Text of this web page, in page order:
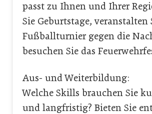
passt zu Ihnen und Ihrer
Sie Geburtstage, veranstalten
Fußballturnier gegen die
besuchen Sie das
Aus- und Weiterbildung:
Welche Skills brauchen Sie
und langfristig? Bieten Sie